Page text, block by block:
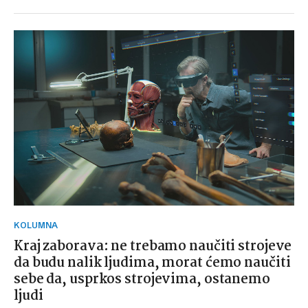
KOLUMNA
Kraj zaborava: ne trebamo naučiti strojeve
da budu nalik ljudima, morat ćemo naučiti
sebe da, usprkos strojevima, ostanemo
ljudi